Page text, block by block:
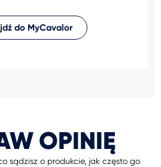
do MyCavalor
OPINIĘ
sądzisz o produkcie, jak często go